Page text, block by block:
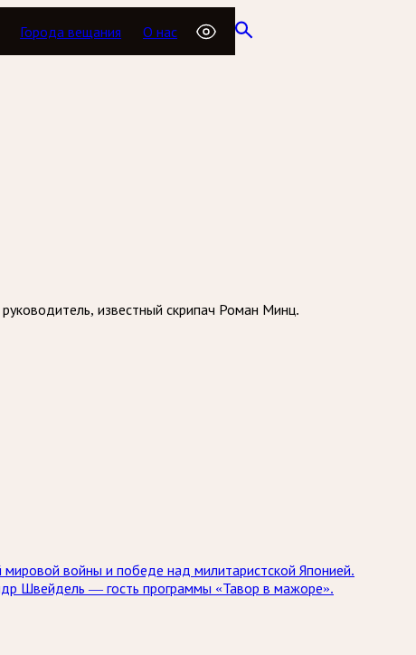
Города вещания О нас
известный скрипач Роман Минц.
войны и победе над милитаристской Японией.
Швейдель — гость программы «Тавор в мажоре».